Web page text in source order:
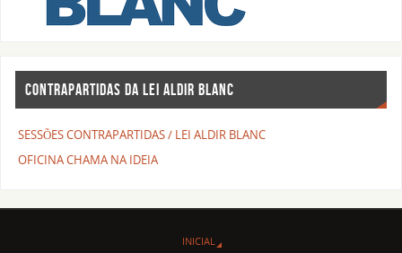
CONTRAPARTIDAS DA LEI ALDIR BLANC
SESSÕES CONTRAPARTIDAS / LEI ALDIR BLANC
OFICINA CHAMA NA IDEIA
INICIAL